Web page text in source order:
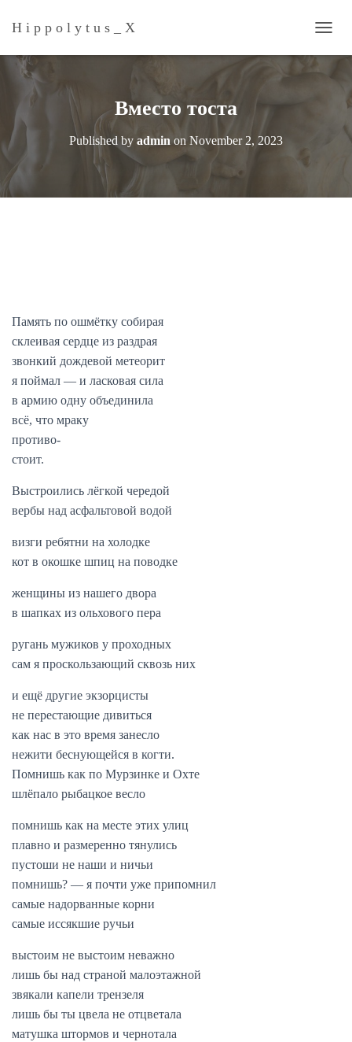
H i p p o l y t u s _ Х
O
Вместо тоста
Published by admin on November 2, 2023
Память по ошмётку собирая
склеивая сердце из раздрая
звонкий дождевой метеорит
я поймал — и ласковая сила
в армию одну объединила
всё, что мраку
противо-
стоит.
Выстроились лёгкой чередой
вербы над асфальтовой водой
визги ребятни на холодке
кот в окошке шпиц на поводке
женщины из нашего двора
в шапках из ольхового пера
ругань мужиков у проходных
сам я проскользающий сквозь них
и ещё другие экзорцисты
не перестающие дивиться
как нас в это время занесло
нежити беснующейся в когти.
Помнишь как по Мурзинке и Охте
шлёпало рыбацкое весло
помнишь как на месте этих улиц
плавно и размеренно тянулись
пустоши не наши и ничьи
помнишь? — я почти уже припомнил
самые надорванные корни
самые иссякшие ручьи
выстоим не выстоим неважно
лишь бы над страной малоэтажной
звякали капели трензеля
лишь бы ты цвела не отцветала
матушка штормов и чернотала